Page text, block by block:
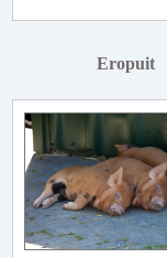
Eropuit